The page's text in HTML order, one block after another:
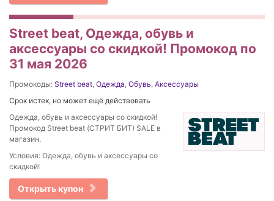
Street beat, Одежда, обувь и
аксессуары со скидкой! Промокод по
31 мая 2026
Промокоды: Street beat, Одежда, Обувь, Аксессуары
Срок истек, но может ещё действовать
Одежда, обувь и аксессуары со скидкой!
Промокод Street beat (СТРИТ БИТ) SALE в
магазин.
Условия: Одежда, обувь и аксессуары со
скидкой!
Открыть купон